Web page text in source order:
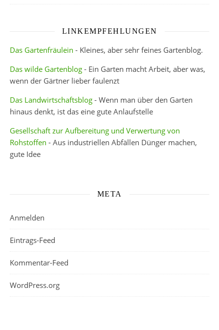
LINKEMPFEHLUNGEN
Das Gartenfräulein - Kleines, aber sehr feines Gartenblog.
Das wilde Gartenblog - Ein Garten macht Arbeit, aber was,
wenn der Gärtner lieber faulenzt
Das Landwirtschaftsblog - Wenn man über den Garten
hinaus denkt, ist das eine gute Anlaufstelle
Gesellschaft zur Aufbereitung und Verwertung von
Rohstoffen - Aus industriellen Abfällen Dünger machen,
gute Idee
META
Anmelden
Eintrags-Feed
Kommentar-Feed
WordPress.org